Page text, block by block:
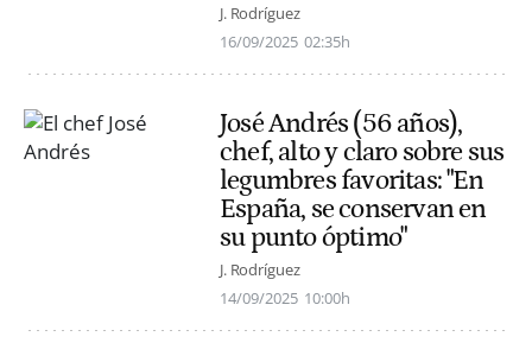
J. Rodríguez
16/09/2025 02:35h
José Andrés (56 años),
chef, alto y claro sobre sus
legumbres favoritas: "En
España, se conservan en
su punto óptimo"
J. Rodríguez
14/09/2025 10:00h